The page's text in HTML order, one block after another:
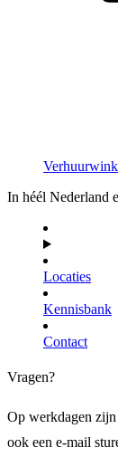
In héél Nederland
Locaties
Kennisbank
Contact
Vragen?
Op werkdagen
ook een e-mail